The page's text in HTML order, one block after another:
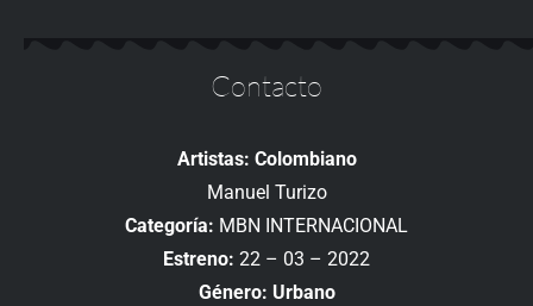
Contacto
Artistas: Colombiano
Manuel Turizo
Categoría: MBN INTERNACIONAL
Estreno: 22 – 03 – 2022
Género: Urbano